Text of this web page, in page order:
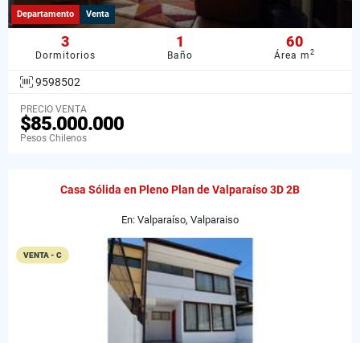
Departamento Venta
3
Dormitorios
1
Baño
60
Área m2
9598502
PRECIO VENTA
$85.000.000
Pesos Chilenos
Casa Sólida en Pleno Plan de Valparaíso 3D 2B
En: Valparaíso, Valparaiso
VENTA - C